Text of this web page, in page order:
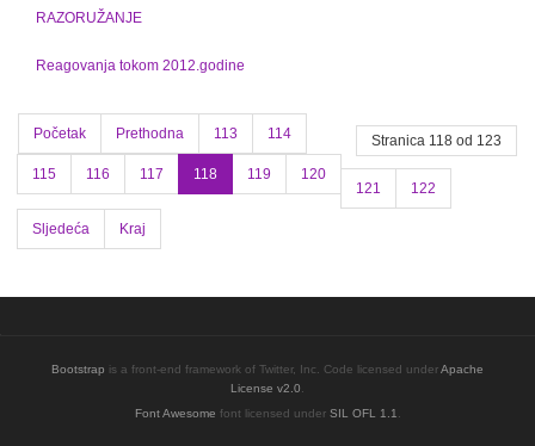
RAZORUŽANJE
Reagovanja tokom 2012.godine
Stranica 118 od 123
Početak Prethodna 113 114
115 116 117 118 119
120
121
122
Sljedeća Kraj
Bootstrap is a front-end framework of Twitter, Inc. Code licensed underApache
License v2.0
Font Awesome font licensed under SIL OFL 1.1